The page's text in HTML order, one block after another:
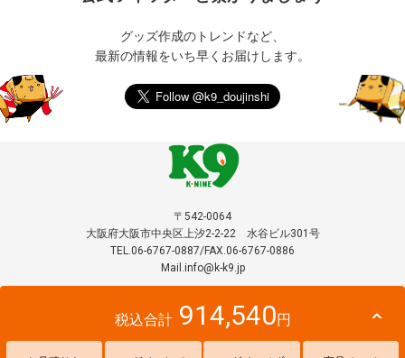
税込合計 914,540円
グッズ作成のトレンドなど、
最新の情報をいち早くお届けします。
〒542-0064
大阪府大阪市中央区上汐2-2-22 水谷ビル301号
TEL.06-6767-0887/FAX.06-6767-0886
Mail.info@k-k9.jp
© 2019 k-9. All Rights Reserved.